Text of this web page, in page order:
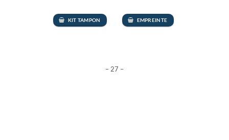
KIT TAMPON EMPREINTE
– 27 –